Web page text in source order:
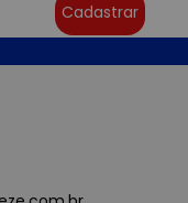
Cadastrar